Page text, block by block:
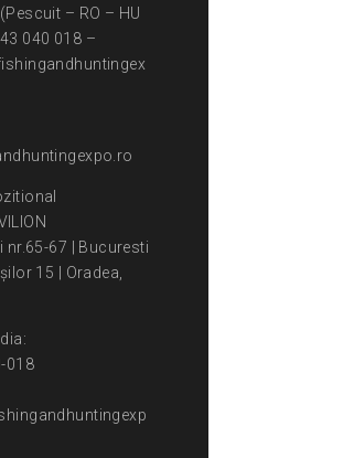
– RO – HU
040 018 –
nr.65-67 | Bucuresti
15 | Oradea,
018